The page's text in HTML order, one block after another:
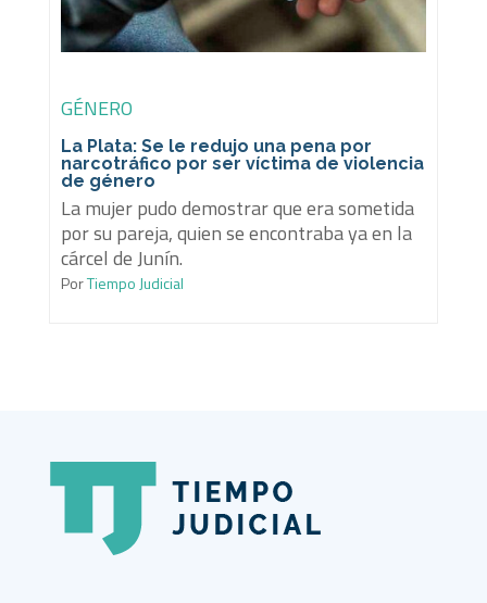
GÉNERO
La Plata: Se le redujo una pena por
narcotráfico por ser víctima de violencia
de género
La mujer pudo demostrar que era sometida
por su pareja, quien se encontraba ya en la
cárcel de Junín.
PorTiempo Judicial